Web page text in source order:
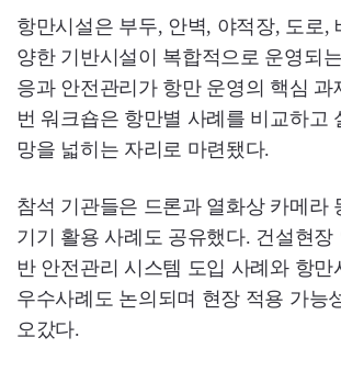
항만시설은 부두, 안벽, 야적장, 도로,
양한 기반시설이 복합적으로 운영되
응과 안전관리가 항만 운영의 핵심 과
번 워크숍은 항만별 사례를 비교하고
망을 넓히는 자리로 마련됐다.
참석 기관들은 드론과 열화상 카메라
기기 활용 사례도 공유했다. 건설현장
반 안전관리 시스템 도입 사례와 항만
우수사례도 논의되며 현장 적용 가능
오갔다.